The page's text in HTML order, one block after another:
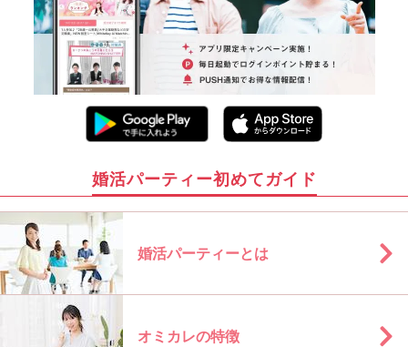
婚活パーティー初めてガイド
婚活パーティーとは
オミカレの特徴